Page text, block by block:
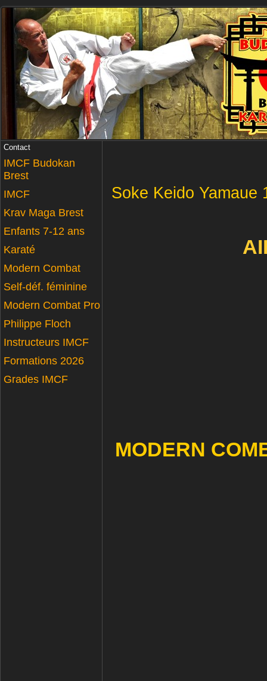
Contact
IMCF Budokan
Brest
IMCF
Krav Maga Brest
Enfants 7-12 ans
Karaté
Modern Combat
Self-déf. féminine
Modern Combat Pro
Philippe Floch
Instructeurs IMCF
Formations 2026
Grades IMCF
Soke Keido Yamaue
MODERN